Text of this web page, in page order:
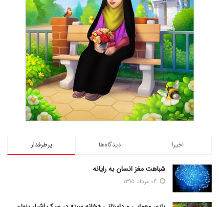
پرطرفدار دیدگاه‌ها اخیرا
شباهت مغز انسان به رایانه